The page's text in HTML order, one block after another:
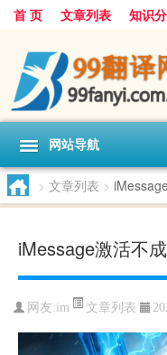
首 页 文章列表 知识
网站导航
> 文章列表 >
iMessage激活不
网友:im 文章列表